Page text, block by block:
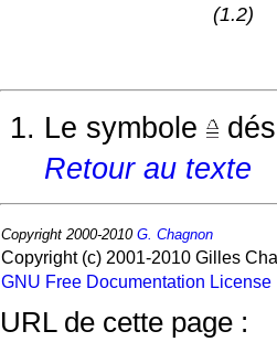
(1.2)
Le symbole
Retour au texte
Copyright 2000-2010 G. Chagnon
Copyright (c) 2001-2010 Gilles
GNU Free Documentation License
URL de cette page :